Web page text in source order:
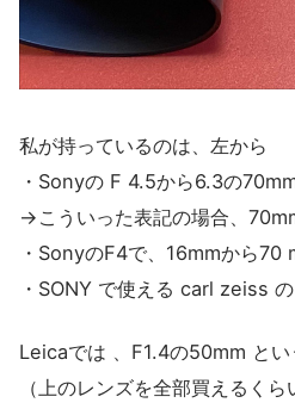
私が持っているのは、左から
・Sonyの F 4.5から6.3の
→こういった表記の場合、
・SonyのF4で、16mmから
・SONY で使える carl zeiss
Leicaでは 、F1.4の50mm とい
（上のレンズを全部買えるくら